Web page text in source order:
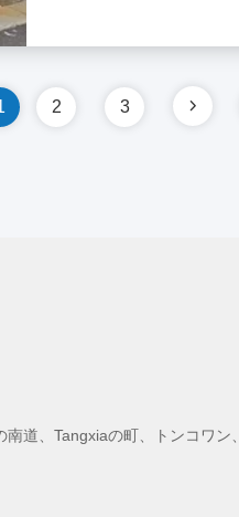
2 3
道、Tangxiaの町、トンコワン